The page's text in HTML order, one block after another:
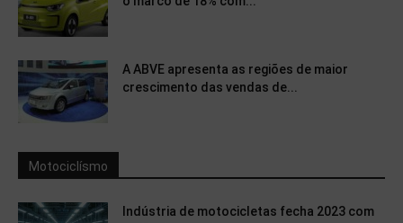
A ABVE apresenta as regiões de maior
crescimento das vendas de...
Motociclísmo
Indústria de motocicletas fecha 2023 com